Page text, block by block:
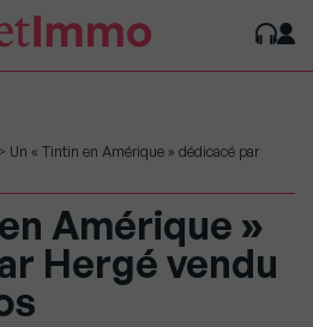
Un « Tintin en Amérique » dédicacé par
Amérique »
Hergé vendu